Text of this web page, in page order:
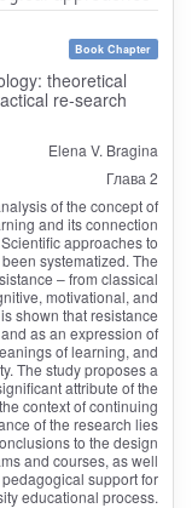
Book Chapter
theoretical
re-search
Elena V. Bragina
Глава 2
of the concept of
and its connection
approaches to
systematized. The
– from classical
motivational, and
shown that resistance
as an expression of
of learning, and
The study proposes a
attribute of the
context of continuing
of the research lies
to the design
and courses, as well
support for
educational process.